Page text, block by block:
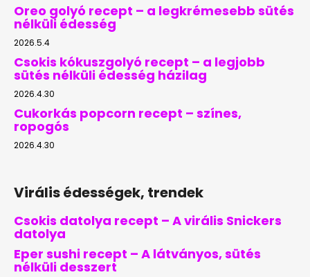
Oreo golyó recept – a legkrémesebb sütés
nélküli édesség
2026.5.4
Csokis kókuszgolyó recept – a legjobb
sütés nélküli édesség házilag
2026.4.30
Cukorkás popcorn recept – színes,
ropogós
2026.4.30
Virális édességek, trendek
Csokis datolya recept – A virális Snickers
datolya
Eper sushi recept – A látványos, sütés
nélküli desszert